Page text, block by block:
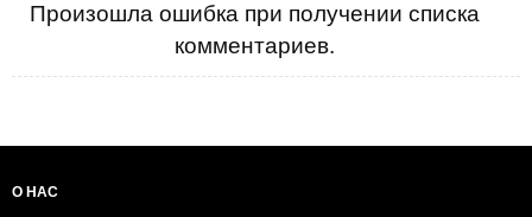
Произошла ошибка при получении списка
комментариев.
О НАС